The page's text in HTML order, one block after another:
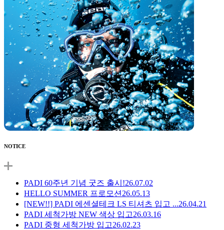
NOTICE
PADI 60주년 기념 굿즈 출시!26.07.02
HELLO SUMMER 프로모션 26.05.13
[NEW!!] PADI 에센셜테크 LS 티셔츠 입고 ...26.04.21
PADI 세척가방 NEW 색상 입고26.03.16
PADI 중형 세척가방 입고26.02.23